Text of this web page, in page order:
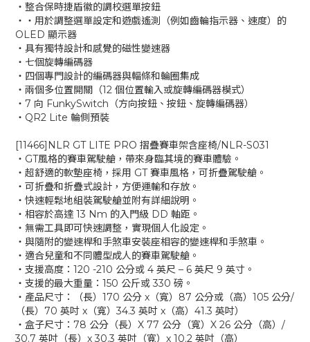
‧整合保時捷盾徽的調校選單按鈕
‧‧用於調整選單設定和遊戲遙測（例如齒輪指示器、速度）的
OLED 顯示器
‧具有獨特設計和感覺的磁性變速器
‧七個旋轉編碼器
‧四個專門設計的編碼器與輻條和輪圈集成
‧兩個多位置開關（12 個位置輸入或旋轉編碼器模式）
‧7 向 FunkySwitch（方向按鈕、按鈕、旋轉編碼器）
‧QR2 Lite 輪側預裝
[11466]NLR GT LITE PRO 摺疊賽車架含座椅/NLR-S031
‧GT風格的賽車駕駛艙，帶來身臨其境的賽車體驗。
‧超舒適的軟墊座椅，採用 GT 賽車風格，可折疊駕駛艙。
‧可折疊和折疊式設計，方便運輸和存放。
‧快速輕鬆地組裝駕駛艙並附有詳細說明。
‧相容於高達 13 Nm 的入門級 DD 軸距。
‧無需工具即可快速調整，實現個人化設定。
‧與隨附的變速桿和手煞車安裝座相容的變速桿和手煞車。
‧適合兒童和不同體型成人的賽車駕駛艙。
‧支援高度：120 -210 公分或 4 英尺 – 6 英尺 9 英寸。
‧支援的最大重量：150 公斤或 330 磅。
‧產品尺寸：（長）170 公分 x（寬）87 公分或（高）105 公分/
（長）70 英吋 x（寬）34.3 英吋 x（高）41.3 英吋）
‧盒子尺寸：78 公分（長）X 77 公分（寬）X 26 公分（高）/
30.7 英吋（長）x 30.3 英吋（寬）x 10.2 英吋（高）